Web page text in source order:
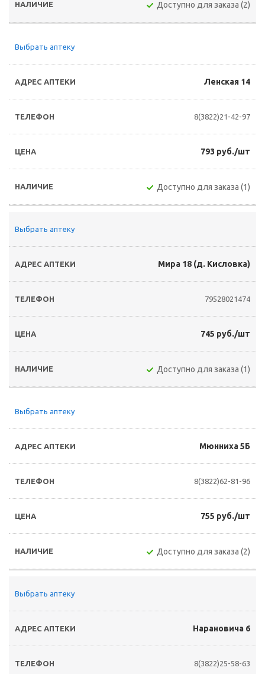
Доступно для заказа (2)
Выбрать аптеку
Ленская 14
8(3822)21-42-97
793 руб./шт
Доступно для заказа (1)
Выбрать аптеку
Мира 18 (д. Кисловка)
79528021474
745 руб./шт
Доступно для заказа (1)
Выбрать аптеку
Мюнниха 5Б
8(3822)62-81-96
755 руб./шт
Доступно для заказа (2)
Выбрать аптеку
Нарановича 6
8(3822)25-58-63